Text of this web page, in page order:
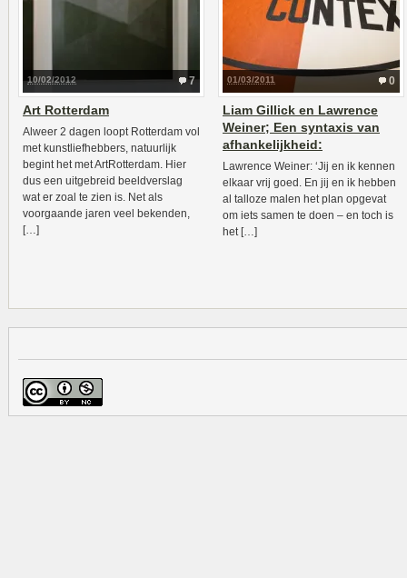
7
10/02/2012
Art Rotterdam
Alweer 2 dagen loopt Rotterdam vol
met kunstliefhebbers, natuurlijk
begint het met ArtRotterdam. Hier
dus een uitgebreid beeldverslag
wat er zoal te zien is. Net als
voorgaande jaren veel bekenden,
[…]
0
01/03/2011
Liam Gillick en Lawrence
Weiner; Een syntaxis van
afhankelijkheid:
Lawrence Weiner: ‘Jij en ik kennen
elkaar vrij goed. En jij en ik hebben
al talloze malen het plan opgevat
om iets samen te doen – en toch is
het […]